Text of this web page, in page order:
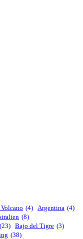
(4) Argentina (4)
(8)
(23) Bajo del Tigre (3)
(38)